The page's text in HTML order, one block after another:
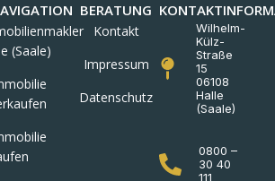
(Saale)
BERATUNG
Kontakt
Impressum
Datenschutz
Wilhelm-
Külz-
Straße
15
06108
Halle
(Saale)
0800 –
30 40
111